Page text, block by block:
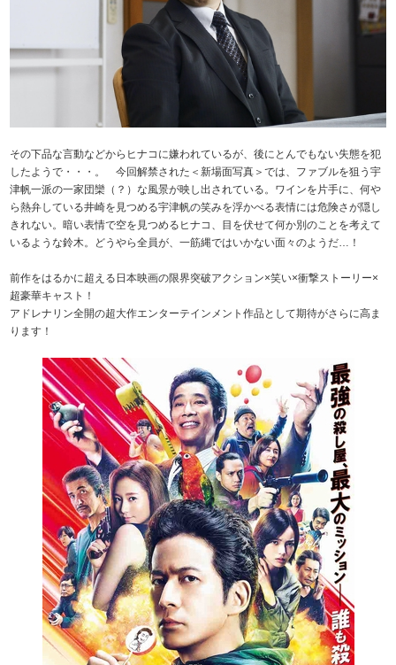
その下品な言動などからヒナコに嫌われているが、後にとんでもない失態を犯
したようで・・・。 今回解禁された＜新場面写真＞では、ファブルを狙う宇
津帆一派の一家団欒（？）な風景が映し出されている。ワインを片手に、何や
ら熱弁している井崎を見つめる宇津帆の笑みを浮かべる表情には危険さが隠し
きれない。暗い表情で空を見つめるヒナコ、目を伏せて何か別のことを考えて
いるような鈴木。どうやら全員が、一筋縄ではいかない面々のようだ…！
前作をはるかに超える日本映画の限界突破アクション×笑い×衝撃ストーリー×
超豪華キャスト！
アドレナリン全開の超大作エンターテインメント作品として期待がさらに高ま
ります！